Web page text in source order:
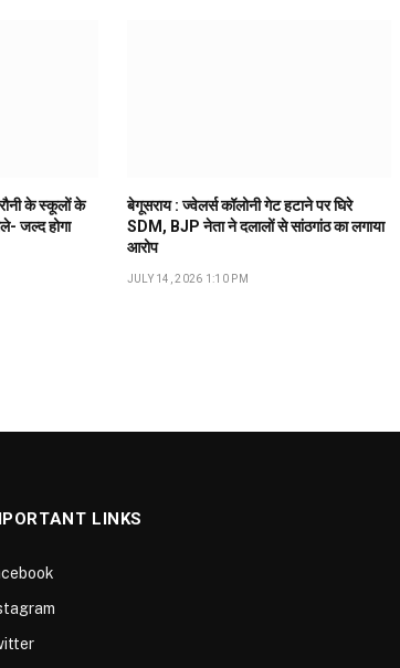
के स्कूलों के
जल्द होगा
बेगूसराय : ज्वेलर्स कॉलोनी गेट हटाने पर घिरे
SDM, BJP नेता ने दलालों से सांठगांठ का लगाया
आरोप
JULY 14, 2026 1:10 PM
LINKS